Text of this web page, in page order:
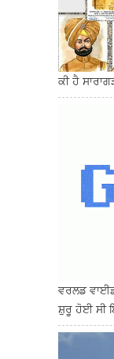
ਕੀ ਹੈ
ਵਰਲਡ
ਸ਼ੁਰੂ ਹੋਈ ਸੀ